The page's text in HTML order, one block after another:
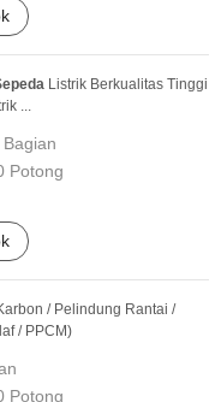
Listrik Berkualitas Tinggi
...
Bagian
Potong
/ Pelindung Rantai /
/ PPCM)
Potong